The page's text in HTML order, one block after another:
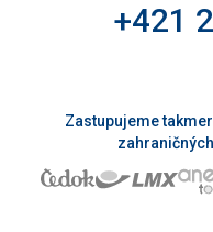
+421
Zastupujeme